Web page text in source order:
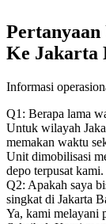
Ke Jakarta
Informasi
Q1: Berapa lama
Untuk wilayah
memakan waktu
Unit dimobilisasi
depo terpusat kami.
Q2: Apakah saya
singkat di Jakarta
Ya, kami melayani